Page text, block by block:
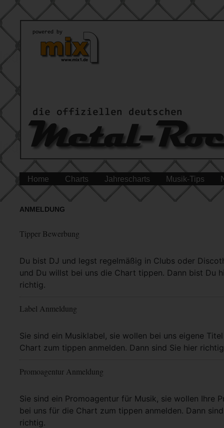
Home Charts Jahrescharts Musik-Tips
ANMELDUNG
Tipper Bewerbung
Du bist DJ und legst regelmäßig in Clubs oder
und Du willst bei uns die Chart tippen. Dann bist Du
richtig.
Mehr Info
Label Anmeldung
Sie sind ein Musiklabel, sie wollen bei uns eigene
Chart zum tippen anmelden. Dann sind Sie hier
Mehr Info
Promoagentur Anmeldung
Sie sind ein Promoagentur für Musik, sie wollen Ihre
bei uns für die Chart zum tippen anmelden. Dann
richtig.
Mehr Info